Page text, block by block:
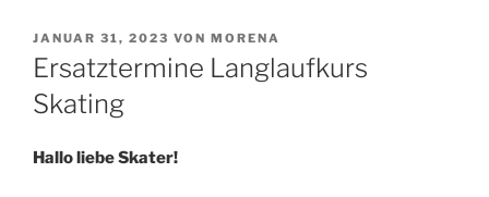
VERÖFFENTLICHT
AM
JANUAR 31, 2023 VON MORENA
Ersatztermine Langlaufkurs
Skating
Hallo liebe Skater!